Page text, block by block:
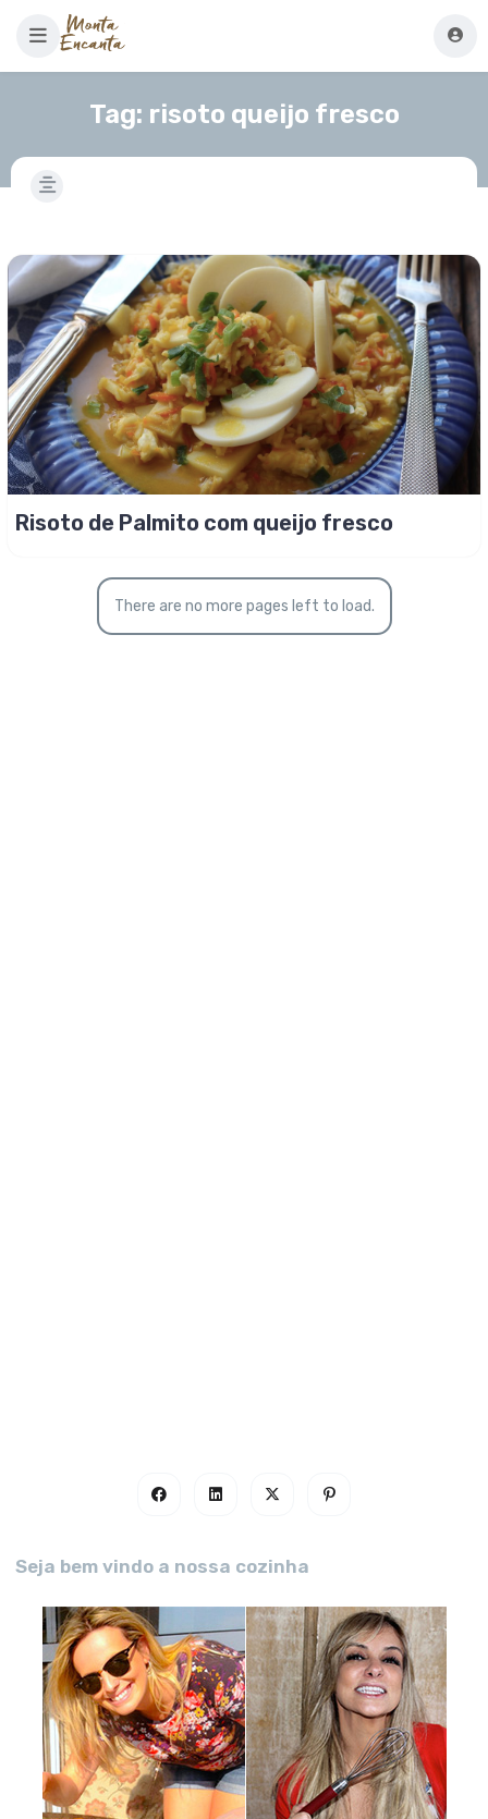
Tag: risoto queijo fresco
Risoto de Palmito com queijo fresco
There are no more pages left to load.
Seja bem vindo a nossa cozinha